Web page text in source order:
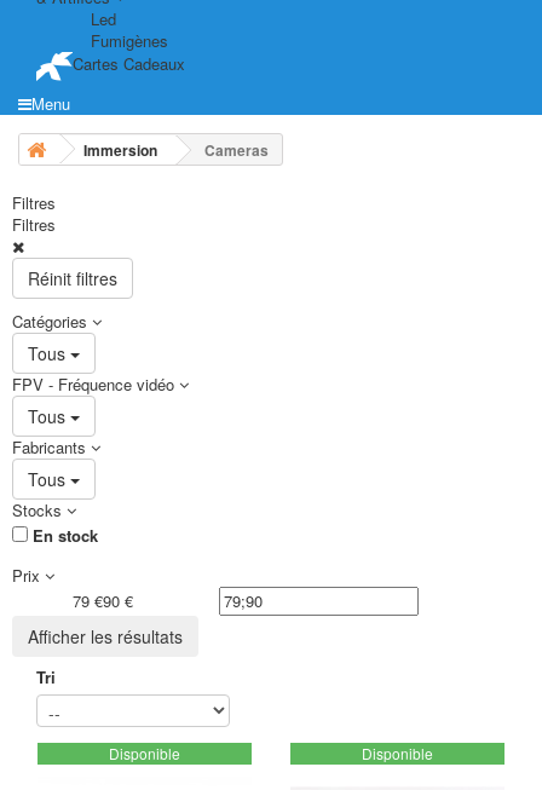
Led
Fumigènes
Cartes Cadeaux
Menu
Immersion Cameras
Filtres
Filtres
Réinit filtres
Catégories
Tous
FPV - Fréquence vidéo
Tous
Fabricants
Tous
Stocks
En stock
Prix
79 €90 €
Afficher les résultats
Tri
Disponible Disponible